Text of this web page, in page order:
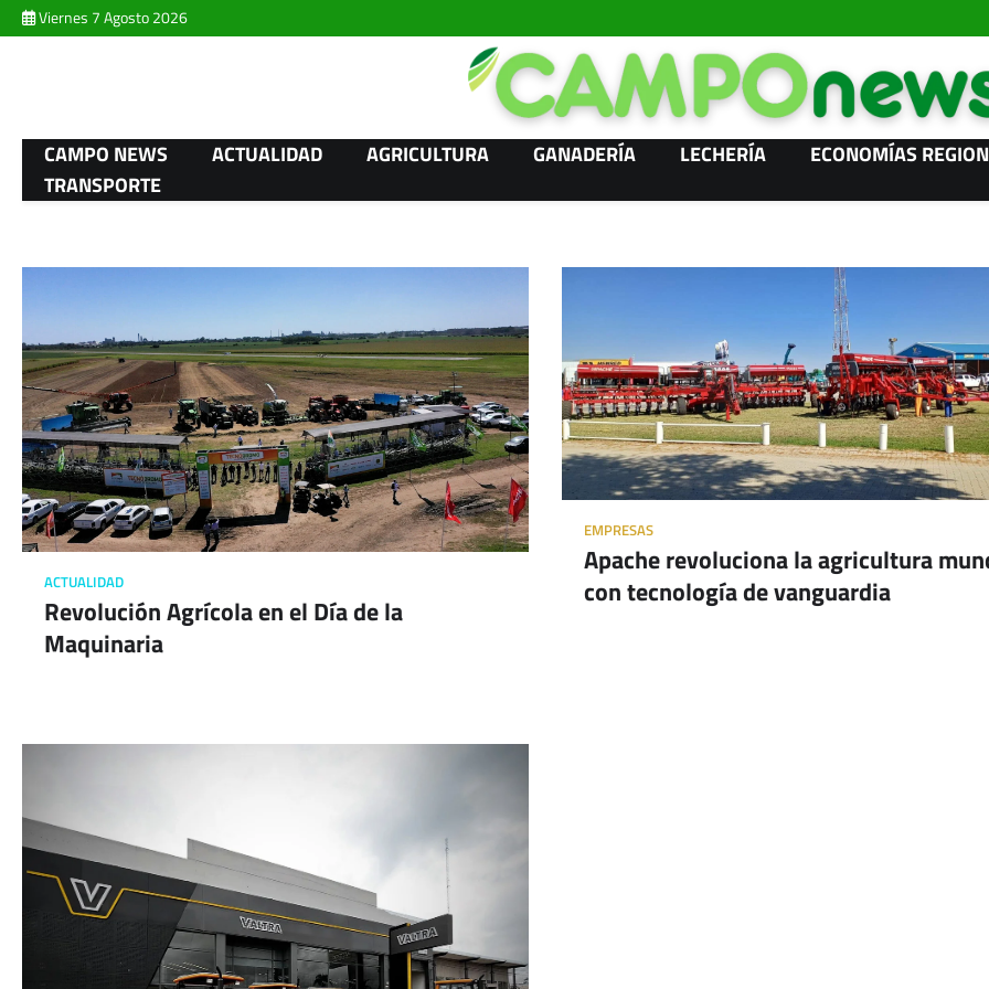
Skip
to
Viernes 7 Agosto 2026
CAMPO NEWS ACTUALIDAD AGRICULTURA GANADERÍA LECHERÍA
ECONOMÍAS
TRANSPORTE
ACTUALIDAD
Revolución Agrícola en el Día de la
Maquinaria
EMPRESAS
Apache revoluciona la agricultura
con tecnología de vanguardia